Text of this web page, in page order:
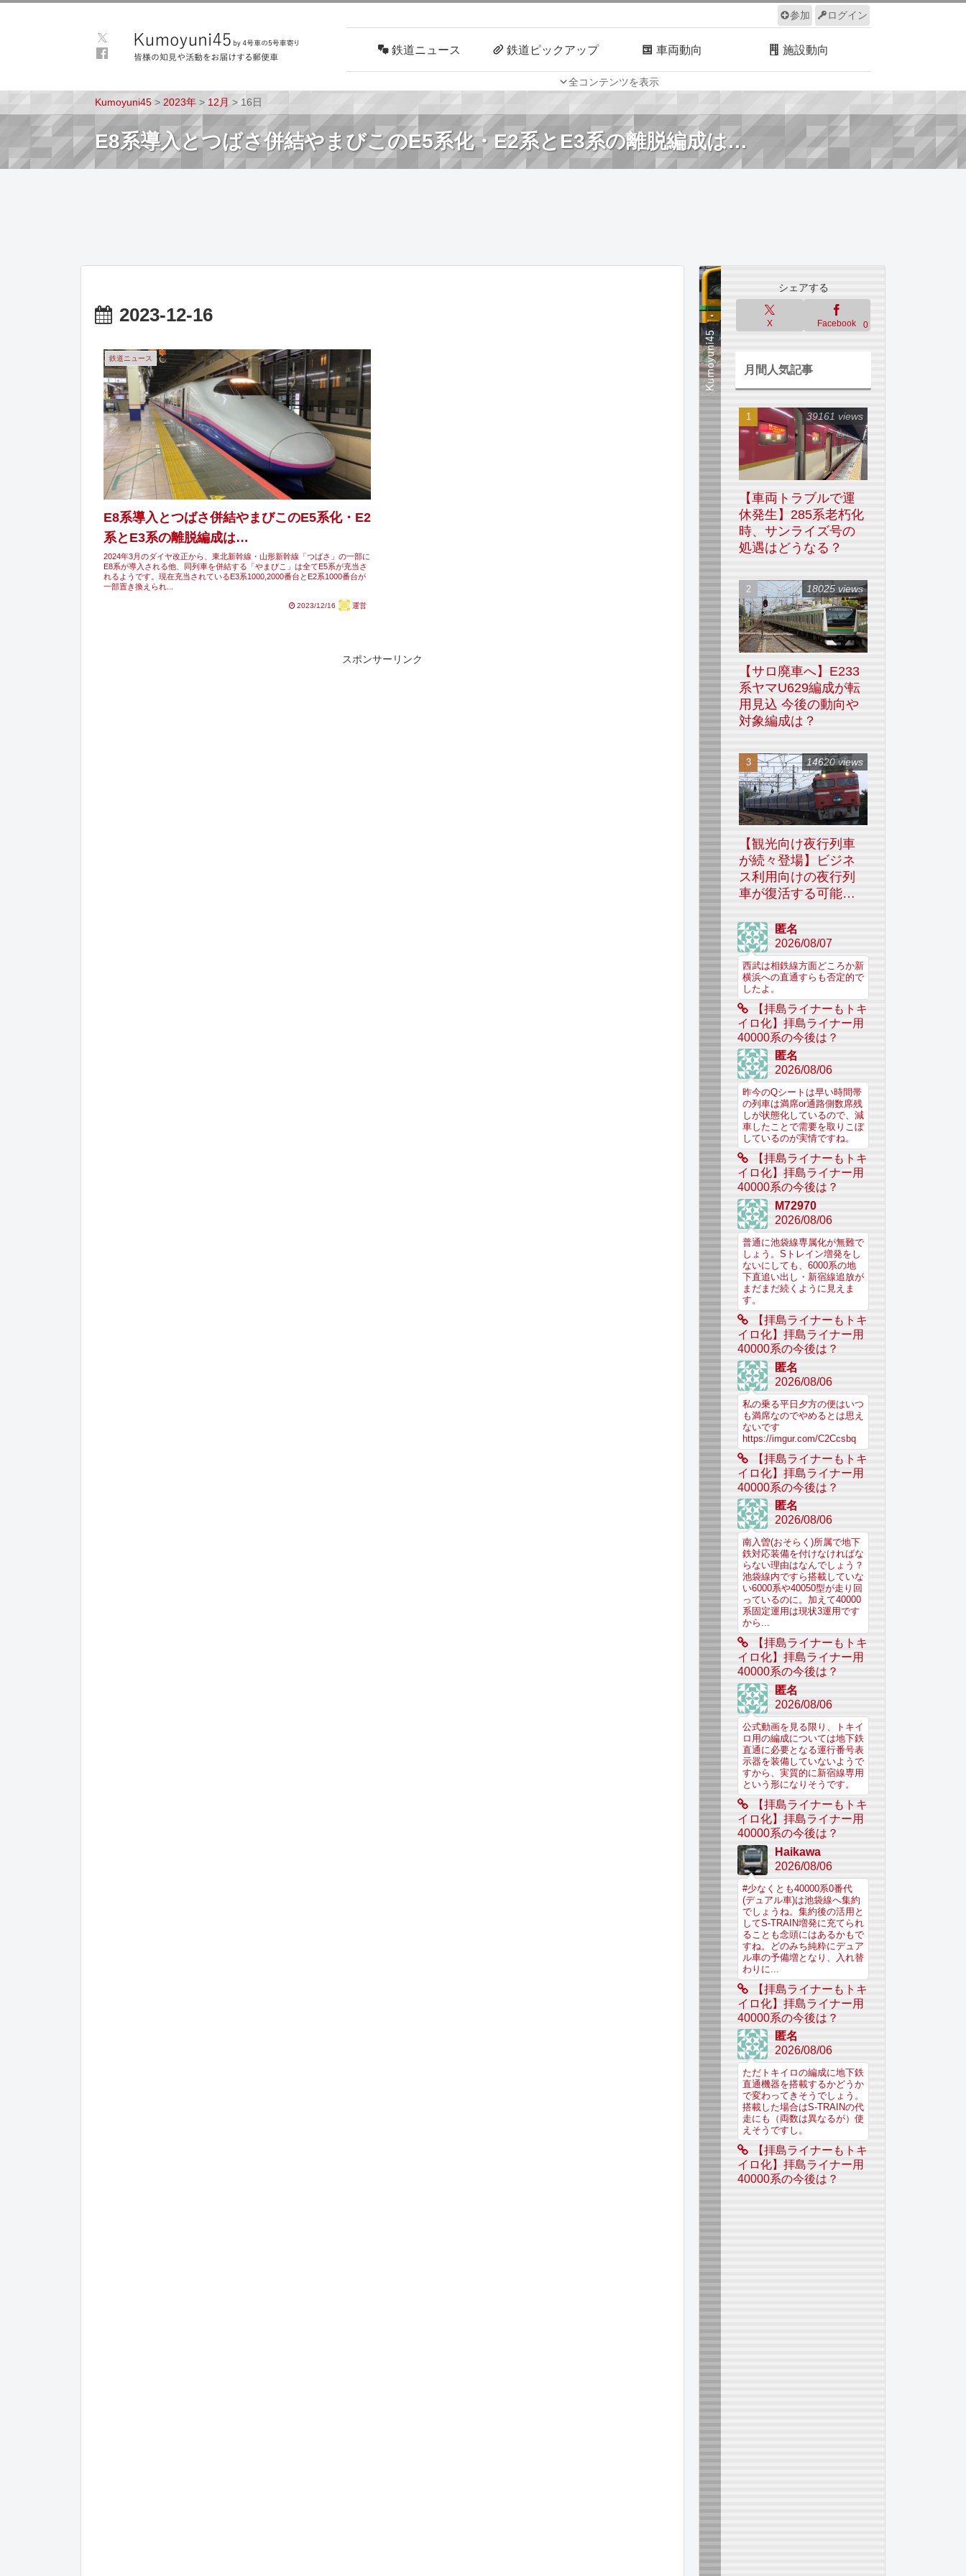
ログイン
参加
全コンテンツを表示
鉄道ニュース 鉄道ピックアップ 車両動向 施設動向
車両技術 路線探訪 ルール サイトについて
Kumoyuni45 > 2023年 > 12月 > 16日
E8系導入とつばさ併結やまびこのE5系化・E2系とE3系の離脱編成は…
2023-12-16
鉄道ニュース
E8系導入とつばさ併結やまびこのE5系化・E2
系とE3系の離脱編成は…
2024年3月のダイヤ改正から、東北新幹線・山形新幹線「つばさ」の一部に
E8系が導入される他、同列車を併結する「やまびこ」は全てE5系が充当さ
れるようです。現在充当されているE3系1000,2000番台とE2系1000番台が
一部置き換えられ...
2023/12/16 運営
スポンサーリンク
シェアする
X Facebook 0
月間人気記事
【車両トラブルで運
休発生】285系老朽化
時、サンライズ号の
処遇はどうなる？
39161 views
【サロ廃車へ】E233
系ヤマU629編成が転
用見込 今後の動向や
対象編成は？
18025 views
【観光向け夜行列車
が続々登場】ビジネ
ス利用向けの夜行列
車が復活する可能性
14620 views
匿名
2026/08/07
西武は相鉄線方面どころか新
横浜への直通すらも否定的で
したよ。
【拝島ライナーもトキ
イロ化】拝島ライナー用
40000系の今後は？
匿名
2026/08/06
昨今のQシートは早い時間帯
の列車は満席or通路側数席残
しが状態化しているので、減
車したことで需要を取りこぼ
しているのが実情ですね。
【拝島ライナーもトキ
イロ化】拝島ライナー用
40000系の今後は？
M72970
2026/08/06
普通に池袋線専属化が無難で
しょう。Sトレイン増発をし
ないにしても、6000系の地
下直追い出し・新宿線追放が
まだまだ続くように見えま
す。
【拝島ライナーもトキ
イロ化】拝島ライナー用
40000系の今後は？
匿名
2026/08/06
私の乗る平日夕方の便はいつ
も満席なのでやめるとは思え
ないです
https://imgur.com/C2Ccsbq
【拝島ライナーもトキ
イロ化】拝島ライナー用
40000系の今後は？
匿名
2026/08/06
南入曽(おそらく)所属で地下
鉄対応装備を付けなければな
らない理由はなんでしょう？
池袋線内ですら搭載していな
い6000系や40050型が走り回
っているのに。加えて40000
系固定運用は現状3運用です
から...
【拝島ライナーもトキ
イロ化】拝島ライナー用
40000系の今後は？
匿名
2026/08/06
公式動画を見る限り、トキイ
ロ用の編成については地下鉄
直通に必要となる運行番号表
示器を装備していないようで
すから、実質的に新宿線専用
という形になりそうです。
【拝島ライナーもトキ
イロ化】拝島ライナー用
40000系の今後は？
Haikawa
2026/08/06
#少なくとも40000系0番代
(デュアル車)は池袋線へ集約
でしょうね。集約後の活用と
してS-TRAIN増発に充てられ
ることも念頭にはあるかもで
すね。どのみち純粋にデュア
ル車の予備増となり、入れ替
わりに...
【拝島ライナーもトキ
イロ化】拝島ライナー用
40000系の今後は？
匿名
2026/08/06
ただトキイロの編成に地下鉄
直通機器を搭載するかどうか
で変わってきそうでしょう。
搭載した場合はS-TRAINの代
走にも（両数は異なるが）使
えそうですし。
【拝島ライナーもトキ
イロ化】拝島ライナー用
40000系の今後は？